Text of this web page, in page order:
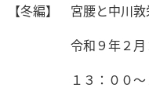
【冬編】 宮腰と中川
令和９年２月２
１３：００～